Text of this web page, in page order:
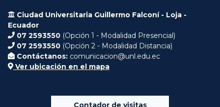
Ciudad Universitaria Guillermo Falconí - Loja -
Ecuador
07 2593550 (Opción 1 - Modalidad Presencial)
07 2593550 (Opción 2 - Modalidad Distancia)
Contáctanos: comunicacion@unl.edu.ec
Ver ubicación en el mapa
Contador de visitas